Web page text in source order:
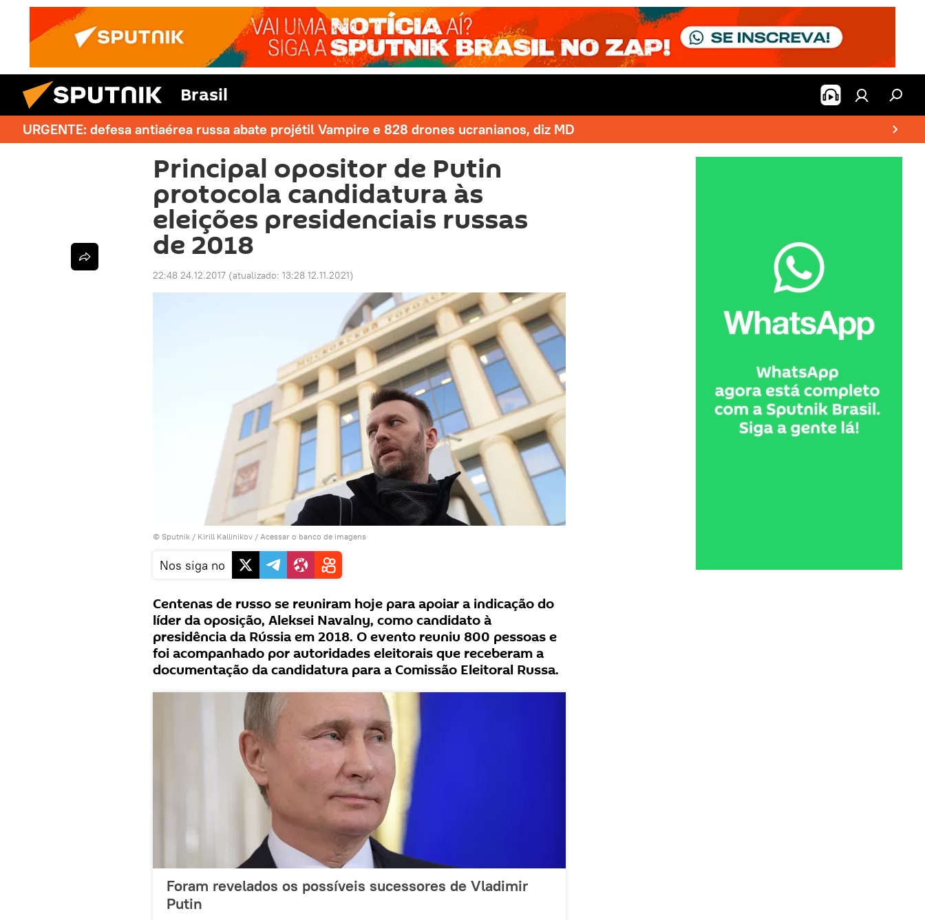
Brasil
URGENTE: defesa antiaérea russa abate projétil Vampire e 828 drones ucranianos, diz MD
Principal opositor de Putin
protocola candidatura às
eleições presidenciais russas
de 2018
22:48 24.12.2017 (atualizado: 13:28 12.11.2021)
© Sputnik / Kirill Kallinikov / Acessar o banco de imagens
Nos siga no
Centenas de russo se reuniram hoje para apoiar a indicação do
líder da oposição, Aleksei Navalny, como candidato à
presidência da Rússia em 2018. O evento reuniu 800 pessoas e
foi acompanhado por autoridades eleitorais que receberam a
documentação da candidatura para a Comissão Eleitoral Russa.
Foram revelados os possíveis sucessores de Vladimir
Putin